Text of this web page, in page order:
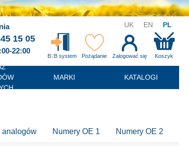
UK EN PL
15 05
22:00
B2B system Pożądanie Zalogować się Koszyk
MARKI KATALOGI
analogów Numery OE 1 Numery OE 2